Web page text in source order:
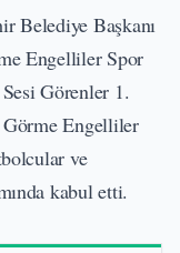
Belediye Başkanı
Engelliler Spor
Görenler 1.
Engelliler
ve
kabul etti.